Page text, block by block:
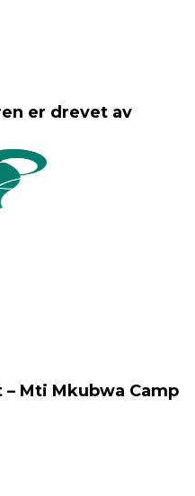
er drevet av
Mti Mkubwa Camp